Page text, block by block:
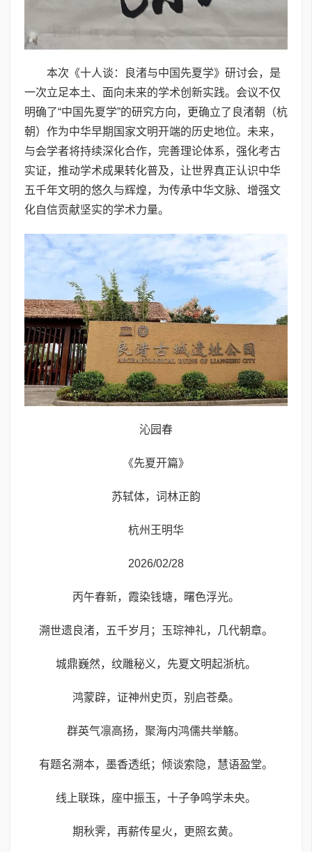
本次《十人谈：良渚与中国先夏学》研讨会，是
一次立足本土、面向未来的学术创新实践。会议不仅
明确了“中国先夏学”的研究方向，更确立了良渚朝（杭
朝）作为中华早期国家文明开端的历史地位。未来，
与会学者将持续深化合作，完善理论体系，强化考古
实证，推动学术成果转化普及，让世界真正认识中华
五千年文明的悠久与辉煌，为传承中华文脉、增强文
化自信贡献坚实的学术力量。
沁园春
《先夏开篇》
苏轼体，词林正韵
杭州王明华
2026/02/28
丙午春新，霞染钱塘，曙色浮光。
溯世遗良渚，五千岁月；玉琮神礼，几代朝章。
城鼎巍然，纹雕秘义，先夏文明起浙杭。
鸿蒙辟，证神州史页，别启苍桑。
群英气凛高扬，聚海内鸿儒共举觞。
有题名溯本，墨香透纸；倾谈索隐，慧语盈堂。
线上联珠，座中振玉，十子争鸣学未央。
期秋霁，再薪传星火，更照玄黄。